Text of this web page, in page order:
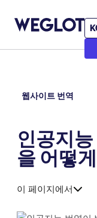
웹사이트 번역
인공지
을 어떻
이 페이지에서